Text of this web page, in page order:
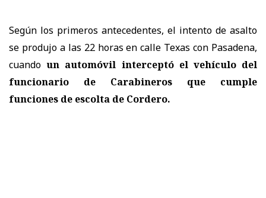
Según los primeros antecedentes, el intento de asalto
se produjo a las 22 horas en calle Texas con Pasadena,
cuandoun automóvil interceptó el vehículo del
funcionario de Carabineros
que cumple
funciones de escolta de Cordero.